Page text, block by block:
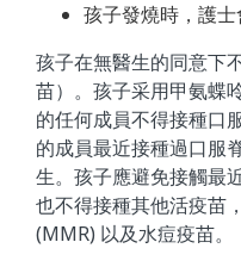
孩子發燒時，護士
孩子在無醫生的同意下
苗）。孩子采用甲氨蝶
的任何成員不得接種口
的成員最近接種過口服
生。孩子應避免接觸最
也不得接種其他活疫苗
(MMR) 以及水痘疫苗。